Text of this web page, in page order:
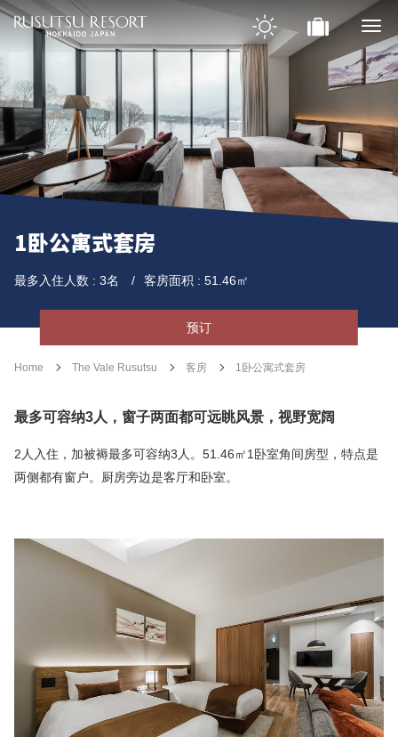
1卧公寓式套房
最多入住人数 : 3名 客房面积 : 51.46㎡
预订
Home The Vale Rusutsu 客房 1卧公寓式套房
最多可容纳3人，窗子两面都可远眺风景，视野宽阔
2人入住，加被褥最多可容纳3人。51.46㎡1卧室角间房型，特点是
两侧都有窗户。厨房旁边是客厅和卧室。